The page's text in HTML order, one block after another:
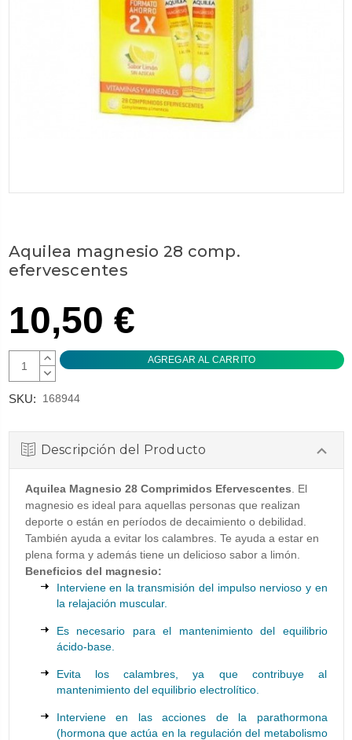
Aquilea magnesio 28 comp.
efervescentes
10,50 €
AUMENTAR
CANTIDAD:
DISMINUIR
SKU: 168944
Descripción del Producto
Aquilea Magnesio 28 Comprimidos Efervescentes . El
magnesio es ideal para aquellas personas que realizan
deporte o están en períodos de decaimiento o debilidad.
También ayuda a evitar los calambres. Te ayuda a estar en
plena forma y además tiene un delicioso sabor a limón.
Beneficios del magnesio:
Interviene en la transmisión del impulso nervioso y en
la relajación muscular.
Es necesario para el mantenimiento del equilibrio
ácido-base.
Evita los calambres, ya que contribuye al
mantenimiento del equilibrio electrolítico.
Interviene en las acciones de la parathormona
(hormona que actúa en la regulación del metabolismo